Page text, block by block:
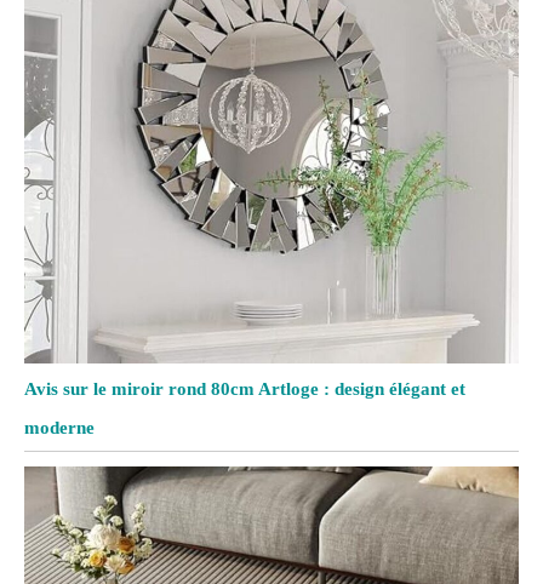
Avis sur le miroir rond 80cm Artloge : design élégant et
moderne